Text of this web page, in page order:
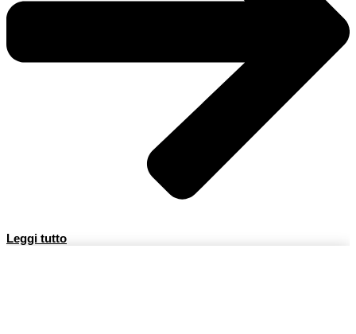
Leggi tutto